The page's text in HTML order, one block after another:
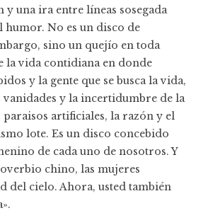
y una ira entre líneas sosegada
No es un disco de
sino un quejío en toda
la vida contidiana en donde
y la gente que se busca la vida,
vanidades y la incertidumbre de la
paraisos artificiales, la razón y el
lote. Es un disco concebido
de cada uno de nosotros. Y
chino, las mujeres
del cielo. Ahora, usted también